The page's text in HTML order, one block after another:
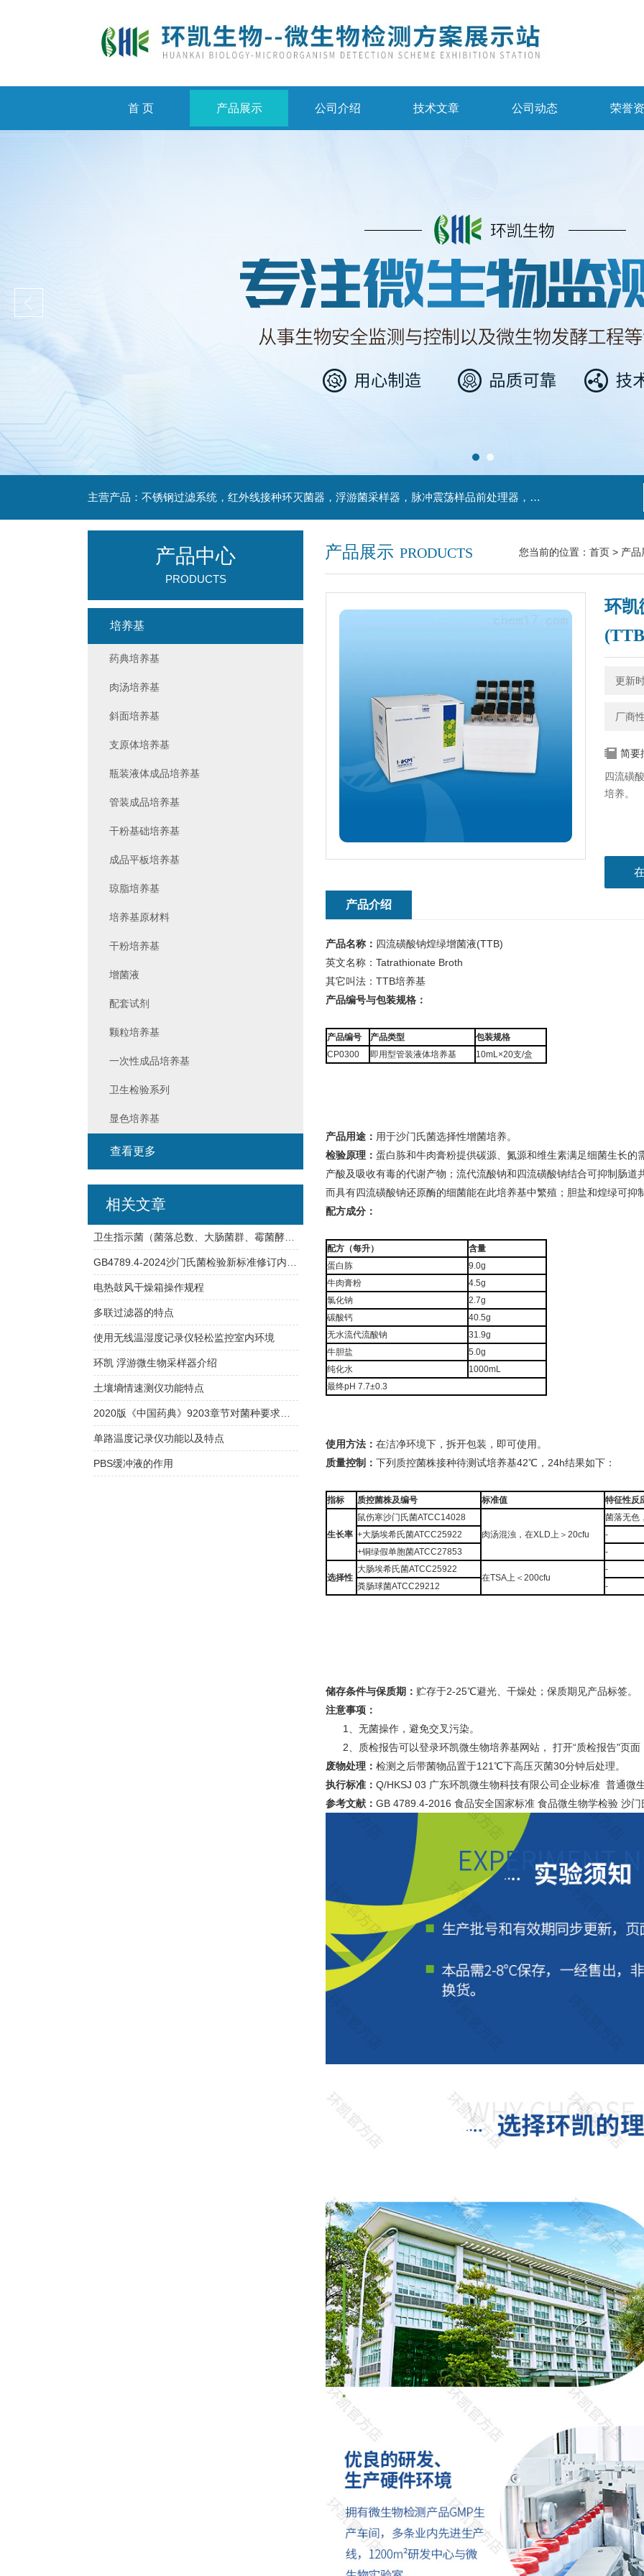
首 页 产品展示 公司介绍 技术文章 公司动态 荣誉
主营产品：不锈钢过滤系统，红外线接种环灭菌器，浮游菌采样器，脉冲震荡样品前处理器，数字化智能电热鼓风干燥箱，数字化智能电热恒温培养箱，实验室设备及环境温湿度监测系统，洁净工作台等实验设仪器设备。
产品展示 PRODUCTS 您当前的位置： 首页 > 产品
环凯
更新
厂商
简要
四流磺
培养。
产品介绍
产品名称： 四流磺酸钠煌绿增菌液(TTB)
英文名称：Tatrathionate Broth
其它叫法：TTB培养基
产品编号与包装规格：
产品编号 产品类型
包装规格
CP0300
即用型管装液体培养基 10mL×20支/盒
产品用途： 用于沙门氏菌选择性增菌培养。
检验原理： 蛋白胨和牛肉膏粉提供碳源、氮源和维生素满足细菌生长
产酸及吸收有毒的代谢产物；流代流酸钠和四流磺酸钠结合可抑制肠道
而具有四流磺酸钠还原酶的细菌能在此培养基中繁殖；胆盐和煌绿可抑
配方成分：
配方（每升）
含量
蛋白胨
9.0g
牛肉膏粉
4.5g
氯化钠
2.7g
碳酸钙
40.5g
无水流代流酸钠
31.9g
牛胆盐
5.0g
纯化水
1000mL
最终pH 7.7±0.3
使用方法： 在洁净环境下，拆开包装，即可使用。
质量控制： 下列质控菌株接种待测试培养基42℃，24h结果如下：
指标 质控菌株及编号 标准值 特征性反
生长率
鼠伤寒沙门氏菌ATCC14028
肉汤混浊，在XLD上＞20cfu
菌落无色
+大肠埃希氏菌ATCC25922
-
+铜绿假单胞菌ATCC27853
-
选择性
大肠埃希氏菌ATCC25922
在TSA上＜200cfu
-
粪肠球菌ATCC29212
-
储存条件与保质期： 贮存于2-25℃避光、干燥处；保质期见产品标签。
注意事项：
1、无菌操作，避免交叉污染。
2、质检报告可以登录环凯微生物培养基网站， 打开“质检报告"页面
废物处理： 检测之后带菌物品置于121℃下高压灭菌30分钟后处理。
执行标准： Q/HKSJ 03 广东环凯微生物科技有限公司企业标准 普通微
参考文献： GB 4789.4-2016 食品安全国家标准 食品微生物学检验 沙门
产品中心
PRODUCTS
培养基
药典培养基
肉汤培养基
斜面培养基
支原体培养基
瓶装液体成品培养基
管装成品培养基
干粉基础培养基
成品平板培养基
琼脂培养基
培养基原材料
干粉培养基
增菌液
配套试剂
颗粒培养基
一次性成品培养基
卫生检验系列
显色培养基
查看更多
相关文章
卫生指示菌（菌落总数、大肠菌群、霉菌酵母总数）快检方案
电热鼓风干燥箱操作规程
多联过滤器的特点
使用无线温湿度记录仪轻松监控室内环境
环凯 浮游微生物采样器介绍
土壤墒情速测仪功能特点
2020版《中国药典》9203章节对菌种要求解读
单路温度记录仪功能以及特点
PBS缓冲液的作用